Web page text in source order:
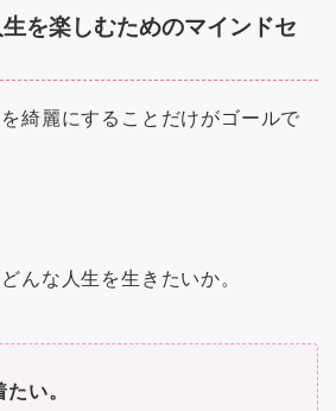
を楽しむためのマインドセ
綺麗にすることだけがゴールで
んな人生を生きたいか。
い。